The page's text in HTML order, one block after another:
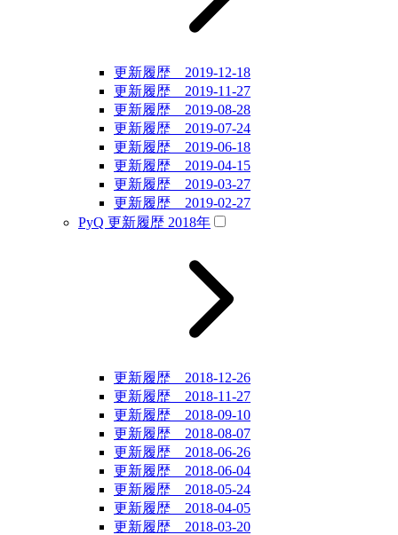
更新履歴 2019-12-18
更新履歴 2019-11-27
更新履歴 2019-08-28
更新履歴 2019-07-24
更新履歴 2019-06-18
更新履歴 2019-04-15
更新履歴 2019-03-27
更新履歴 2019-02-27
PyQ 更新履歴 2018年
更新履歴 2018-12-26
更新履歴 2018-11-27
更新履歴 2018-09-10
更新履歴 2018-08-07
更新履歴 2018-06-26
更新履歴 2018-06-04
更新履歴 2018-05-24
更新履歴 2018-04-05
更新履歴 2018-03-20